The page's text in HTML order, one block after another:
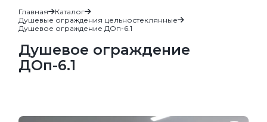
Главная
Каталог
Душевые ограждения цельностеклянные
Душевое ограждение ДОп-6.1
Душевое ограждение
ДОп-6.1